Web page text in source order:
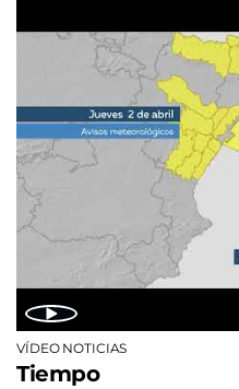
VÍDEO NOTICIAS
Tiempo